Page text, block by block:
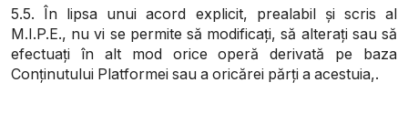
5.5. În lipsa unui acord explicit, prealabil și scris al
M.I.P.E., nu vi se permite să modificați, să alterați sau să
efectuați în alt mod orice operă derivată pe baza
Conținutului Platformei sau a oricărei părți a acestuia,.